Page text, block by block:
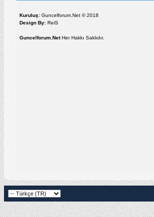
Kuruluş: Guncelforum.Net © 2018
Design By: ReiS
Guncelforum.NetHer Hakkı Saklıdır.